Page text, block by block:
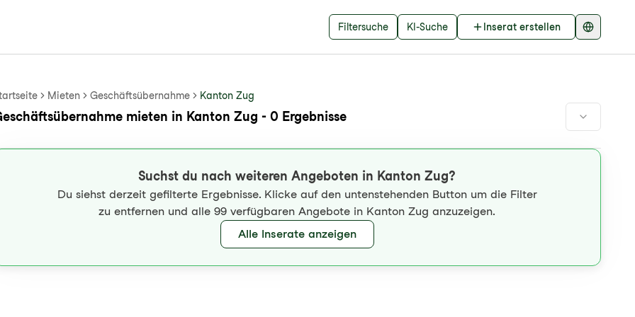
Filtersuche KI-Suche Inserat erstellen
Mieten Geschäftsübernahme Kanton Zug
mieten in Kanton Zug - 0 Ergebnisse
Suchst du nach weiteren Angeboten in Kanton Zug?
Du siehst derzeit gefilterte Ergebnisse. Klicke auf den untenstehenden Button um die Filter
zu entfernen und alle 99 verfügbaren Angebote in Kanton Zug anzuzeigen.
Alle Inserate anzeigen